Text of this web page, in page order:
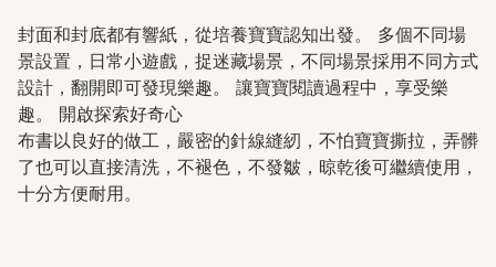
封面和封底都有響紙，從培養寶寶認知出發。 多個不同場
景設置，日常小遊戲，捉迷藏場景，不同場景採用不同方式
設計，翻開即可發現樂趣。 讓寶寶閱讀過程中，享受樂
趣。 開啟探索好奇心
布書以良好的做工，嚴密的針線縫紉，不怕寶寶撕拉，弄髒
了也可以直接清洗，不褪色，不發皺，晾乾後可繼續使用，
十分方便耐用。